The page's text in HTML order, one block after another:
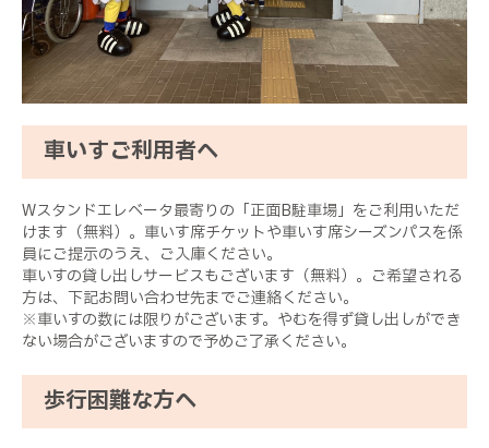
車いすご利用者へ
Wスタンドエレベータ最寄りの「正面B駐車場」をご利用いただ
けます（無料）。車いす席チケットや車いす席シーズンパスを係
員にご提示のうえ、ご入庫ください。
車いすの貸し出しサービスもございます（無料）。ご希望される
方は、下記お問い合わせ先までご連絡ください。
※車いすの数には限りがございます。やむを得ず貸し出しができ
ない場合がございますので予めご了承ください。
歩行困難な方へ